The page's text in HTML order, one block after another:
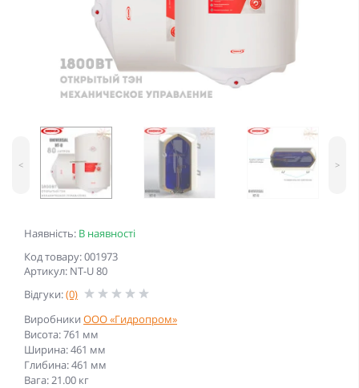
Наявність: В наявності
Код товару: 001973
Артикул: NT-U 80
Відгуки:(0)
Виробники ООО «Гидропром»
Висота: 761 мм
Ширина: 461 мм
Глибина: 461 мм
Вага: 21.00 кг
< >